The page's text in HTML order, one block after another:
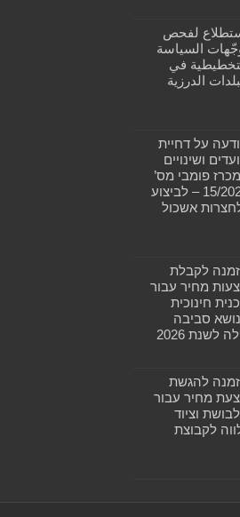
لفحص
السياسة
في
الدرزية
על דחיית
ושינויים
פומבי מס’
15/2026 – לביצוע
אשכול
לקבלת
מחיר עבור
חינוכית
סביבה
לשנת 2026
להגשת
מחיר עבור
וציוד
לקבוצת